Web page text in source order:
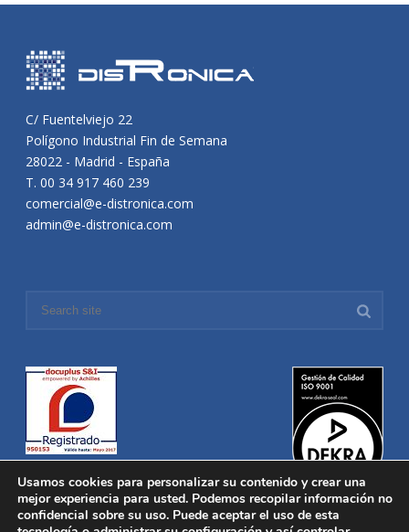
C/ Fuentelviejo 22
Polígono Industrial Fin de Semana
28022 - Madrid - España
T. 00 34 917 460 239
comercial@e-distronica.com
admin@e-distronica.com
Usamos cookies para personalizar su contenido y crear una
mejor experiencia para usted. Podemos recopilar información no
confidencial sobre su uso. Puede aceptar el uso de esta